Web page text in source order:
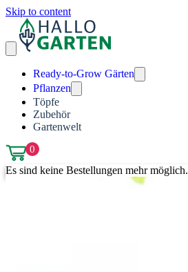
Skip to content
Ready-to-Grow Gärten
Pflanzen
Töpfe
Zubehör
Gartenwelt
0
Es sind keine Bestellungen mehr möglich.